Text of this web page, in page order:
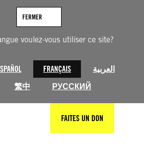
voulez-vous utiliser ce site?
FRANÇAIS
العربية
繁中 РУССКИЙ
FERMER
FAITES UN DON